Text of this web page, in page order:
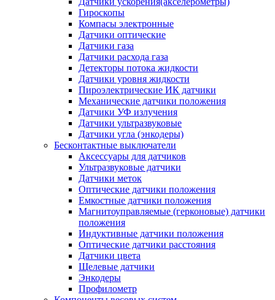
Гироскопы
Компасы электронные
Датчики оптические
Датчики газа
Датчики расхода газа
Детекторы потока жидкости
Датчики уровня жидкости
Пироэлектрические ИК датчики
Механические датчики положения
Датчики УФ излучения
Датчики ультразвуковые
Датчики угла (энкодеры)
Бесконтактные выключатели
Аксессуары для датчиков
Ультразвуковые датчики
Датчики меток
Оптические датчики положения
Емкостные датчики положения
Магнитоуправляемые (герконовые) датчики
положения
Индуктивные датчики положения
Оптические датчики расстояния
Датчики цвета
Щелевые датчики
Энкодеры
Профилометр